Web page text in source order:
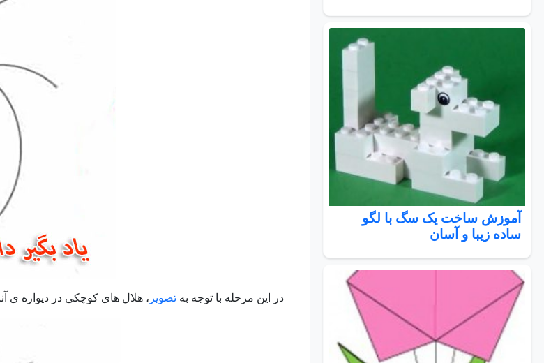
آموزش ساخت یک سگ با لگو
ساده زیبا و آسان
در این مرحله با توجه به تصویر ، هلال های کوچکی در دیواره ی